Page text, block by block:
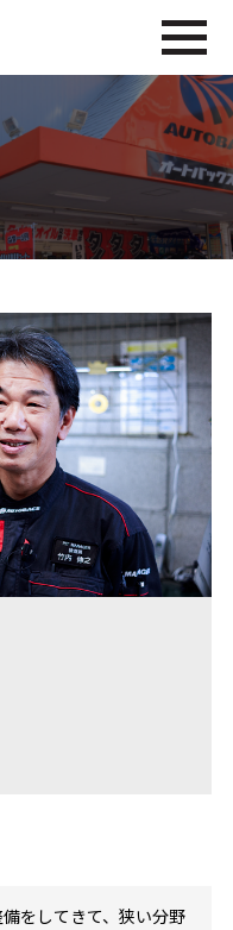
ックスグループ 株式会社ト
をしてきて、狭い分野